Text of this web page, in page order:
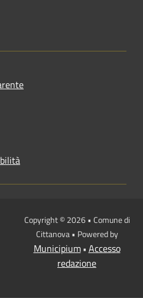
Copyright © 2026 • Comune di
Cittanova • Powered by
Municipium• Accesso
redazione